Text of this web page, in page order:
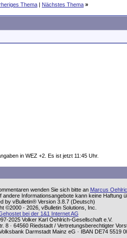
Thema | Nächstes Thema »
in WEZ +2. Es ist jetzt 11:45Uhr.
wenden Sie sich bitte an Marcus
Informationsangebote kann keine Haftung
by vBulletin® Version 3.8.7 (Deutsch)
©2000 - 2026, vBulletin Solutions, Inc.
bei der 1&1 Internet AG
2025 Volker Karl Oehlrich-Gesellschaft e.V.
8 · 64560 Riedstadt / Vertretungsberechtigter
Darmstadt Mainz eG · IBAN DE74 5519